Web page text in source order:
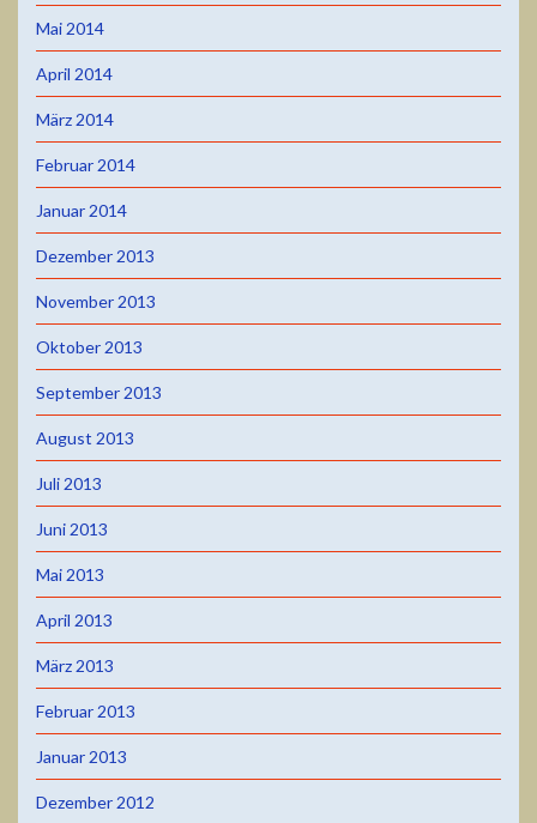
Mai 2014
April 2014
März 2014
Februar 2014
Januar 2014
Dezember 2013
November 2013
Oktober 2013
September 2013
August 2013
Juli 2013
Juni 2013
Mai 2013
April 2013
März 2013
Februar 2013
Januar 2013
Dezember 2012